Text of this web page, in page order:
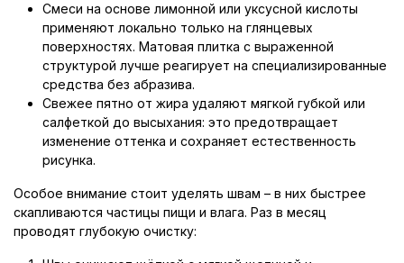
Смеси на основе лимонной или уксусной кислоты
применяют локально только на глянцевых
поверхностях. Матовая плитка с выраженной
структурой лучше реагирует на специализированные
средства без абразива.
Свежее пятно от жира удаляют мягкой губкой или
салфеткой до высыхания: это предотвращает
изменение оттенка и сохраняет естественность
рисунка.
Особое внимание стоит уделять швам – в них быстрее
скапливаются частицы пищи и влага. Раз в месяц
проводят глубокую очистку: